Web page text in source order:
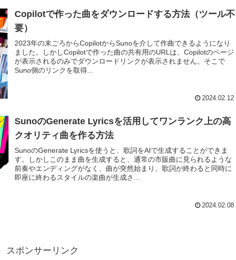
Copilotで作った曲をダウンロードする方法（ツール不
要）
2023年の末ごろからCopilotからSunoを介して作曲できるようになり
ました。しかしCopilotで作った曲の共有用のURLは、Copilotのページ
が表示されるのみでダウンロードリンクが表示されません。そこで
Suno側のリンクを取得...
2024.02.12
SunoのGenerate Lyricsを活用してワンランク上の高
クオリティ曲を作る方法
SunoのGenerate Lyricsを使うと、歌詞をAIで生成することができま
す。しかしこのまま曲を生成すると、通常の市販曲に見られるような
前奏やエンディングがなく、曲が突然始まり、歌詞が終わると同時に
即座に終わるスタイルの楽曲が生成さ...
2024.02.08
スポンサーリンク